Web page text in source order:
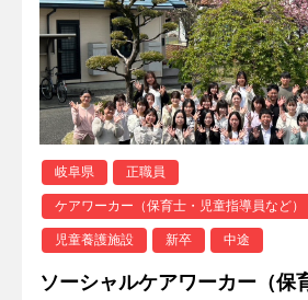
岐阜県 正職員
ケアワーカー（保育士・児童指導員など）
児童養護施設 新卒 中途
ソーシャルケアワーカー（保